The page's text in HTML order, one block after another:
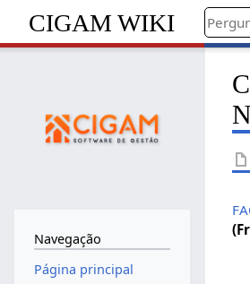
CIGAM WIKI
Navegação
Página principal